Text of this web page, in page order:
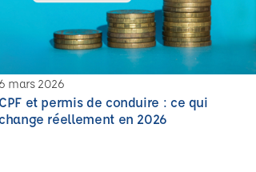
6 mars 2026
CPF et permis de conduire : ce qui
réellement en 2026
savoir plus